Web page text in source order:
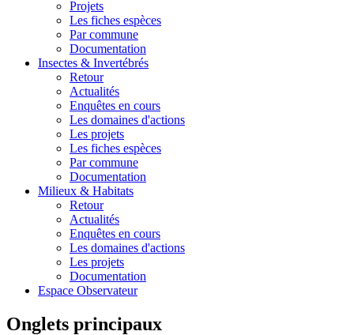
Projets
Les fiches espèces
Par commune
Documentation
Insectes & Invertébrés
Retour
Actualités
Enquêtes en cours
Les domaines d'actions
Les projets
Les fiches espèces
Par commune
Documentation
Milieux & Habitats
Retour
Actualités
Enquêtes en cours
Les domaines d'actions
Les projets
Documentation
Espace Observateur
Onglets principaux